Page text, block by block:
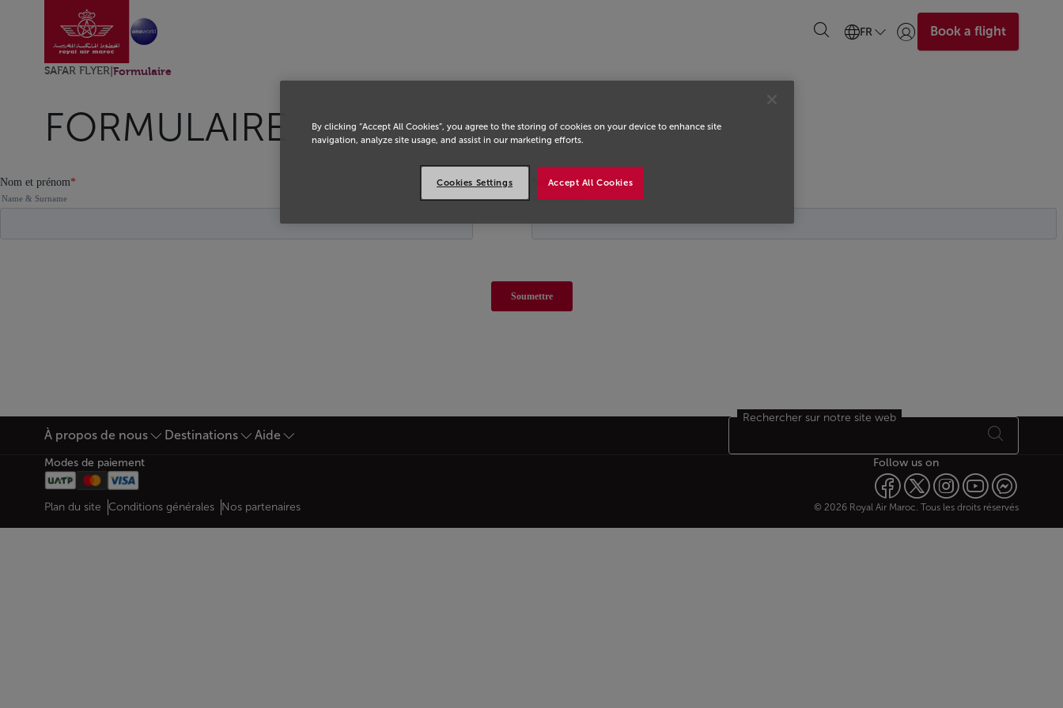
Saut au contenu principal
Aller à la page accueil FR Se connecter | S’inscrire)
Book a flight
SAFAR FLYER Formulaire
FORMULAIRE
Bas de page Plan du site
À propos de nous Destinations Aide
Rechercher sur notre site web
Modes de paiement Follow us on
Web map links
$Title.getData()
Plan du site Conditions générales Nos partenaires © 2026 Royal Air Maroc. Tous les droits réservés
By clicking “Accept All Cookies”, you agree to the storing of cookies on your device to enhance site
navigation, analyze site usage, and assist in our marketing efforts.
Accept All Cookies
Cookies Settings